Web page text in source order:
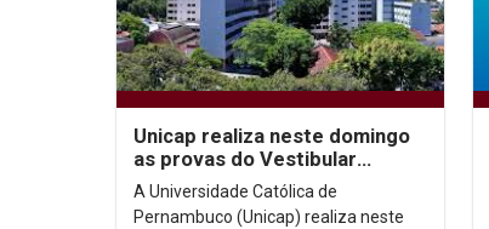
Unicap realiza neste domingo
as provas do Vestibular
2026.2
A Universidade Católica de
Pernambuco (Unicap) realiza neste